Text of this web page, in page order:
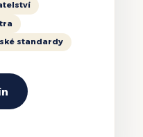
standardy